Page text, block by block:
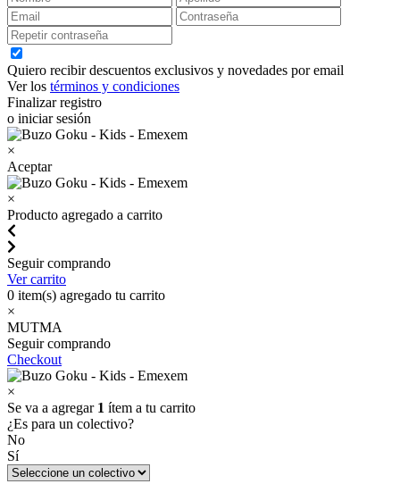
Quiero recibir descuentos exclusivos y novedades por email
Ver los términos y condiciones
Finalizar registro
o iniciar sesión
×
Aceptar
×
Producto agregado a carrito
Seguir comprando
Ver carrito
0 item(s) agregado tu carrito
×
MUTMA
Seguir comprando
Checkout
×
Se va a agregar 1 ítem a tu carrito
¿Es para un colectivo?
No
Sí